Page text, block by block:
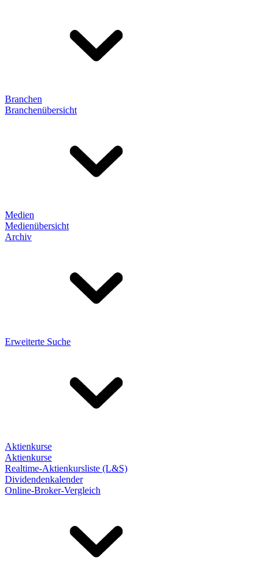
Branchen
Branchenübersicht
Medien
Medienübersicht
Archiv
Erweiterte Suche
Aktienkurse
Aktienkurse
Realtime-Aktienkursliste (L&S)
Dividendenkalender
Online-Broker-Vergleich